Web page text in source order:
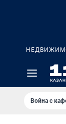
Война с